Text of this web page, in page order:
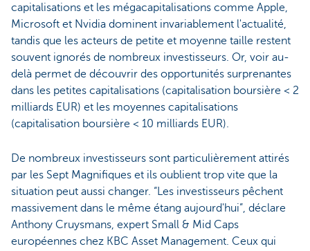
capitalisations et les mégacapitalisations comme Apple,
Microsoft et Nvidia dominent invariablement l'actualité,
tandis que les acteurs de petite et moyenne taille restent
souvent ignorés de nombreux investisseurs. Or, voir au-
delà permet de découvrir des opportunités surprenantes
dans les petites capitalisations (capitalisation boursière < 2
milliards EUR) et les moyennes capitalisations
(capitalisation boursière < 10 milliards EUR).
De nombreux investisseurs sont particulièrement attirés
par les Sept Magnifiques et ils oublient trop vite que la
situation peut aussi changer. “Les investisseurs pêchent
massivement dans le même étang aujourd'hui”, déclare
Anthony Cruysmans, expert Small & Mid Caps
européennes chez KBC Asset Management. Ceux qui